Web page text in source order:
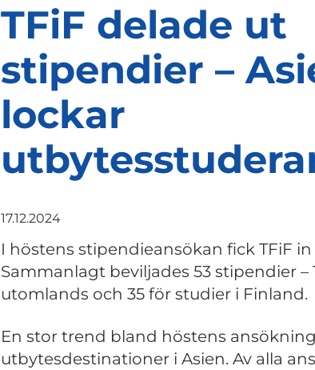
TFiF delade ut
stipendier –
lockar
17.12.2024
I höstens stipendieansökan fick TFiF in
Sammanlagt beviljades 53 stipendier –
utomlands och 35 för studier i Finland.
En stor trend bland höstens
utbytesdestinationer i Asien. Av alla